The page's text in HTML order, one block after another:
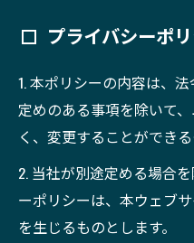
プライバシーポ
1. 本ポリシーの内容は、
定めのある事項を除いて
く、変更することができる
2. 当社が別途定める場合
ーポリシーは、本ウェブ
を生じるものとします。